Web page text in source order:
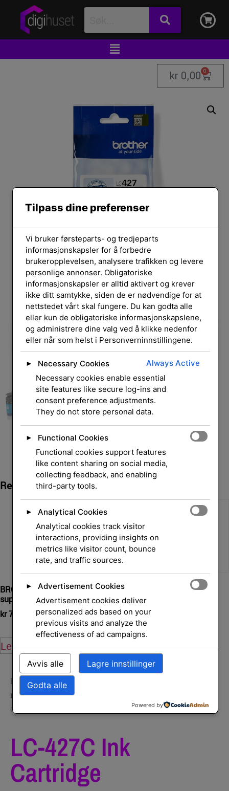
kr 0,00 0
Relaterte Produkter
BROTHER Cyan ink cartridge
super high
kr780,00 eksl. mva.
Legg i handlekurv
Inkjet Supplies
LC1220RBWBP
kr418,00
Legg i handlekurv
Hjem/Skrivere og
rekvisita/Rekvisita
cartridge
LC-427C Ink
Cartridge
Tilpass dine preferenser
Vi bruker førsteparts- og tredjeparts
informasjonskapsler for å forbedre
brukeropplevelsen, analysere trafikken og levere
personlige annonser. Obligatoriske
informasjonskapsler er alltid aktivert og krever
ikke ditt samtykke, siden de er nødvendige for at
nettstedet vårt skal fungere. Du kan godta alle
eller kun de obligatoriske informasjonskapslene,
og administrere dine valg ved å klikke nedenfor
eller når som helst i Personverninnstillingene.
► Necessary Cookies
Always Active
Necessary cookies enable essential
site features like secure log-ins and
consent preference adjustments.
They do not store personal data.
►
Functional Cookies
Functional cookies support features
like content sharing on social media,
collecting feedback, and enabling
third-party tools.
►
Analytical Cookies
Analytical cookies track visitor
interactions, providing insights on
metrics like visitor count, bounce
rate, and traffic sources.
►
Advertisement Cookies
Advertisement cookies deliver
personalized ads based on your
previous visits and analyze the
effectiveness of ad campaigns.
Avvis alle Lagre innstillinger
Godta alle
Powered by